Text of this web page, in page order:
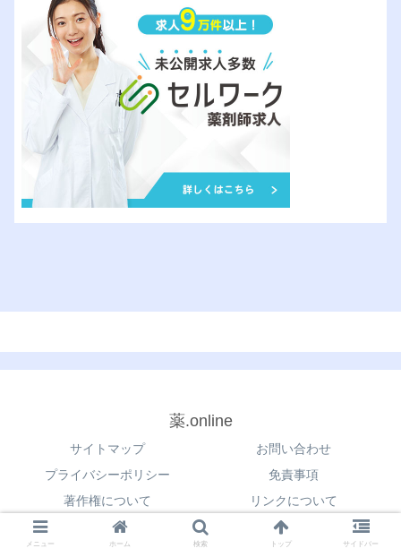
薬.online
サイトマップ
お問い合わせ
プライバシーポリシー
免責事項
著作権について
リンクについて
© 2021 薬.online.
メニュー ホーム 検索 トップ サイドバー